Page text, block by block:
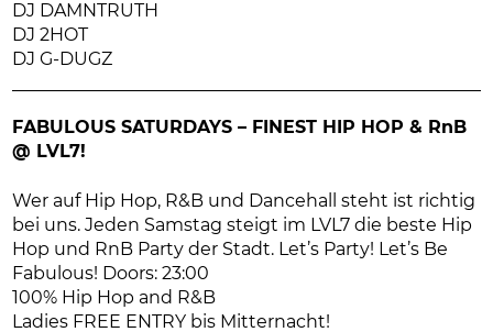
DJ DAMNTRUTH
DJ 2HOT
DJ G-DUGZ
FABULOUS SATURDAYS – FINEST HIP HOP & RnB
@ LVL7!
Wer auf Hip Hop, R&B und Dancehall steht ist richtig
bei uns. Jeden Samstag steigt im LVL7 die beste Hip
Hop und RnB Party der Stadt. Let’s Party! Let’s Be
Fabulous! Doors: 23:00
100% Hip Hop and R&B
Ladies FREE ENTRY bis Mitternacht!